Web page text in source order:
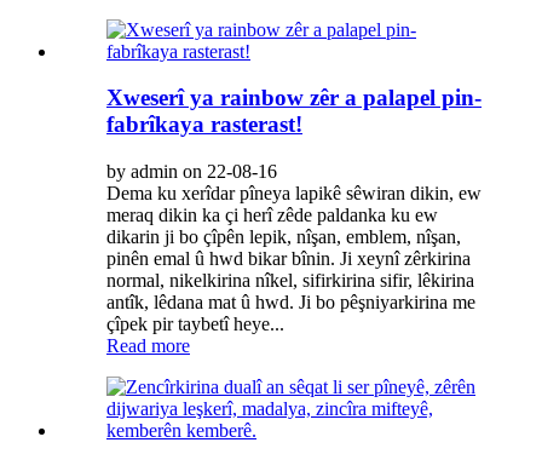
Xweserî ya rainbow zêr a palapel pin-
fabrîkaya rasterast!
by admin on 22-08-16
Dema ku xerîdar pîneya lapikê sêwiran dikin, ew
meraq dikin ka çi herî zêde paldanka ku ew
dikarin ji bo çîpên lepik, nîşan, emblem, nîşan,
pinên emal û hwd bikar bînin. Ji xeynî zêrkirina
normal, nikelkirina nîkel, sifirkirina sifir, lêkirina
antîk, lêdana mat û hwd. Ji bo pêşniyarkirina me
çîpek pir taybetî heye...
Read more